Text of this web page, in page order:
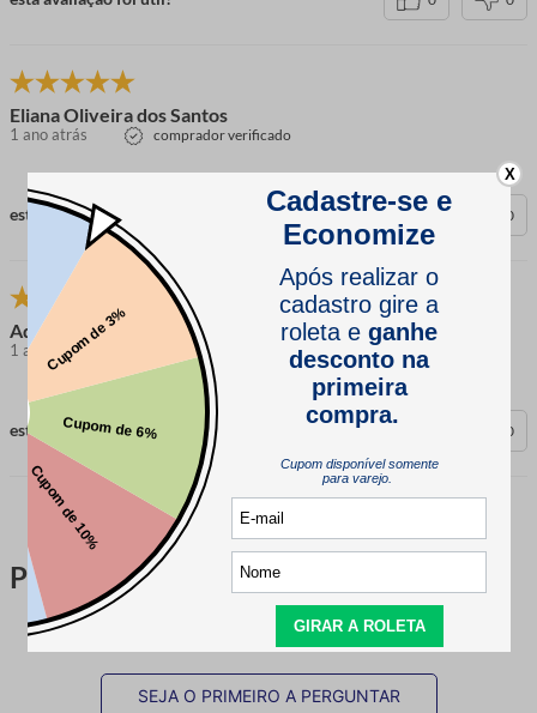
Eliana Oliveira dos Santos
1 ano atrás comprador verificado
esta avaliação foi útil? 0
Adenise
1 ano atrás comprador verificado
esta avaliação foi útil? 0
Perguntas & respostas
Este produto ainda não tem perguntas
SEJA O PRIMEIRO A PERGUNTAR
X